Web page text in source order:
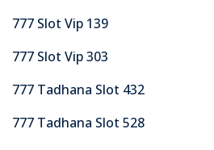
777 Slot Vip 139
777 Slot Vip 303
777 Tadhana Slot 432
777 Tadhana Slot 528